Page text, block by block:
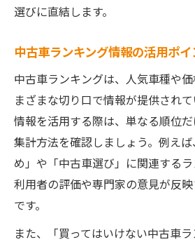
選びに直結します。
中古車ランキング情報の活用ポ
中古車ランキングは、人気車種や
まざまな切り口で情報が提供され
情報を活用する際は、単なる順位
集計方法を確認しましょう。例え
め」や「中古車選び」に関連する
利用者の評価や専門家の意見が反
です。
また、「買ってはいけない中古車